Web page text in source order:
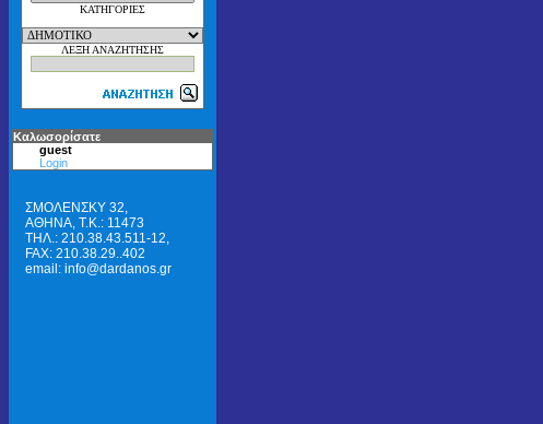
ΚΑΤΗΓΟΡΙΕΣ
ΛΕΞΗ ΑΝΑΖΗΤΗΣΗΣ
Καλωσορίσατε
guest
Login
ΣΜΟΛΕΝΣΚΥ 32,
ΑΘΗΝΑ, Τ.Κ.: 11473
ΤΗΛ.: 210.38.43.511-12,
FAX: 210.38.29..402
email: info@dardanos.gr